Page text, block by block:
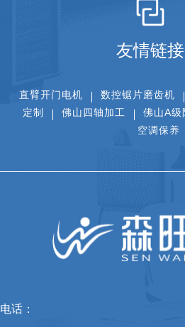
友情链接
直臂开门电机 数控锯片磨齿机
定制
佛山四轴加工 佛山A级
空调保养
电话：